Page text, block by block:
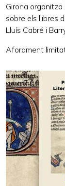
Girona
sobre els llibres
Lluís Cabré i
Aforament